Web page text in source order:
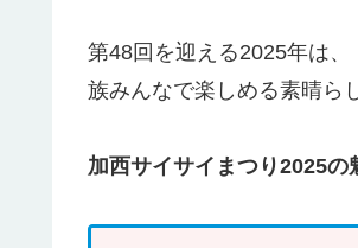
第48回を迎える2025年は
族みんなで楽しめる素晴ら
加西サイサイまつり2025の